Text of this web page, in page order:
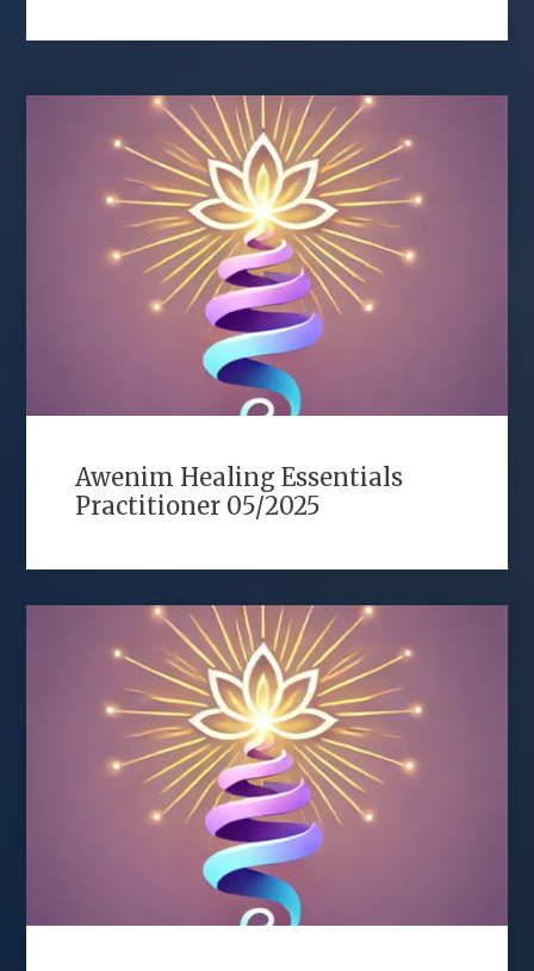
Awenim Healing Essentials
Practitioner 05/2025